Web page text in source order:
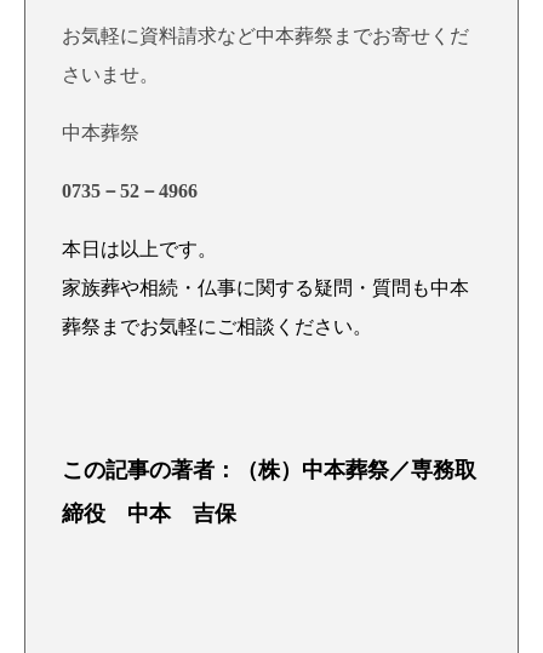
お気軽に資料請求など中本葬祭までお寄せくだ
さいませ。
中本葬祭
0735－52－4966
本日は以上です。
家族葬や相続・仏事に関する疑問・質問も中本
葬祭までお気軽にご相談ください。
この記事の著者：（株）中本葬祭／専務取
締役 中本 吉保